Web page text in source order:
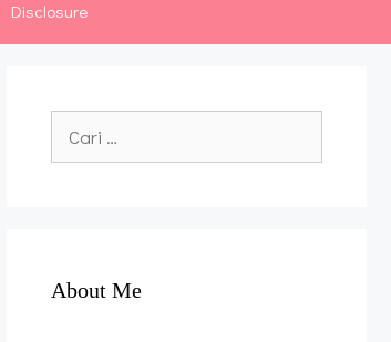
Disclosure
untuk:
About Me